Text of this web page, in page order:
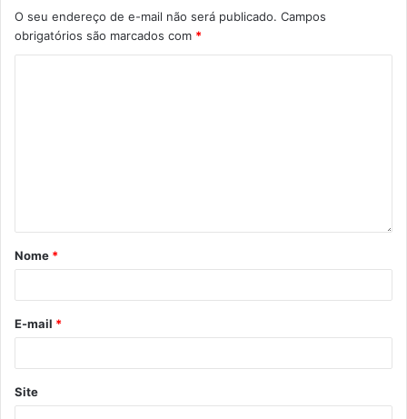
O seu endereço de e-mail não será publicado. Campos
obrigatórios são marcados com *
Nome *
E-mail *
Site